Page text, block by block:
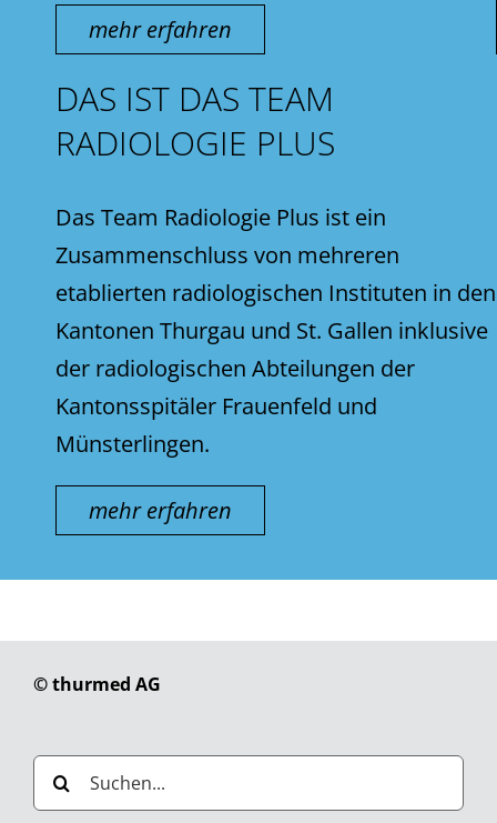
mehr erfahren
DAS IST DAS TEAM
RADIOLOGIE PLUS
Das Team Radiologie Plus ist ein
Zusammenschluss von mehreren
etablierten radiologischen Instituten in den
Kantonen Thurgau und St. Gallen inklusive
der radiologischen Abteilungen der
Kantonsspitäler Frauenfeld und
Münsterlingen.
mehr erfahren
© thurmed AG
Suche
nach: